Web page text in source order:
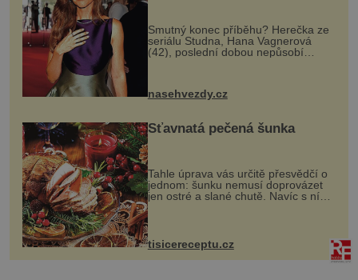
Smutný konec příběhu? Herečka ze
seriálu Studna, Hana Vagnerová
(42), poslední dobou nepůsobí
nasehvezdy.cz
Šťavnatá pečená šunka
Tahle úprava vás určitě přesvědčí o
jednom: šunku nemusí doprovázet
jen ostré a slané chutě. Navíc s ní
nakrmíte poměrně hodně hladových
krků. Ingredience sádlo 3 kg šunky
vcelku 3 stroužky česneku hl...
tisicereceptu.cz